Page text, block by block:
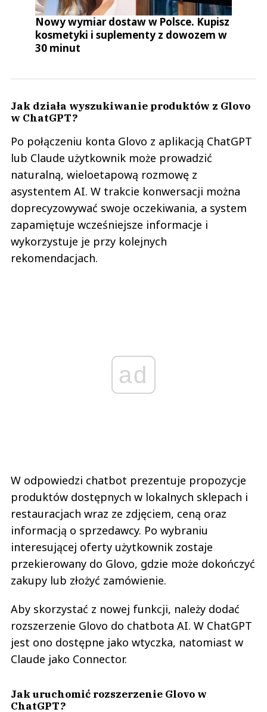
Nowy wymiar dostaw w Polsce. Kupisz
kosmetyki i suplementy z dowozem w
30 minut
Jak działa wyszukiwanie produktów z Glovo
w ChatGPT?
Po połączeniu konta Glovo z aplikacją ChatGPT
lub Claude użytkownik może prowadzić
naturalną, wieloetapową rozmowę z
asystentem AI. W trakcie konwersacji można
doprecyzowywać swoje oczekiwania, a system
zapamiętuje wcześniejsze informacje i
wykorzystuje je przy kolejnych
rekomendacjach.
ad
W odpowiedzi chatbot prezentuje propozycje
produktów dostępnych w lokalnych sklepach i
restauracjach wraz ze zdjęciem, ceną oraz
informacją o sprzedawcy. Po wybraniu
interesującej oferty użytkownik zostaje
przekierowany do Glovo, gdzie może dokończyć
zakupy lub złożyć zamówienie.
Aby skorzystać z nowej funkcji, należy dodać
rozszerzenie Glovo do chatbota AI. W ChatGPT
jest ono dostępne jako wtyczka, natomiast w
Claude jako Connector.
Jak uruchomić rozszerzenie Glovo w
ChatGPT?